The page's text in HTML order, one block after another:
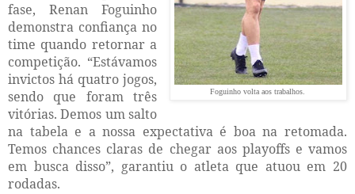
Foguinho volta aos trabalhos.
fase, Renan Foguinho
demonstra confiança no
time quando retornar a
competição. “Estávamos
invictos há quatro jogos,
sendo que foram três
vitórias. Demos um salto
na tabela e a nossa expectativa é boa na retomada.
Temos chances claras de chegar aos playoffs e vamos
em busca disso”, garantiu o atleta que atuou em 20
rodadas.